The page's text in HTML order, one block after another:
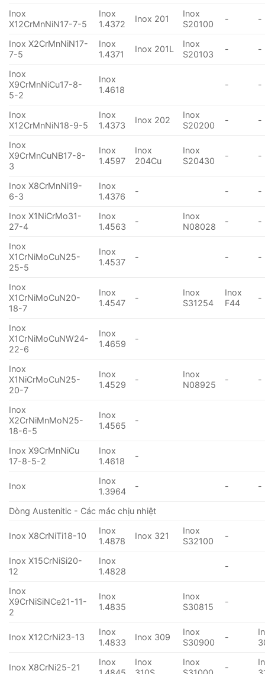
Inox
X12CrMnNiN17-7-5
Inox
1.4372
Inox 201
Inox
S20100
- -
Inox X2CrMnNiN17-
7-5
Inox
1.4371
Inox 201L
Inox
S20103
- -
Inox
X9CrMnNiCu17-8-
5-2
Inox
1.4618
- -
Inox
X12CrMnNiN18-9-5
Inox
1.4373
Inox 202
Inox
S20200
- -
Inox
X9CrMnCuNB17-8-
3
Inox
1.4597
Inox
204Cu
Inox
S20430
- -
Inox X8CrMnNi19-
6-3
Inox
1.4376
- - -
Inox X1NiCrMo31-
27-4
Inox
1.4563
-
Inox
N08028
- -
Inox
X1CrNiMoCuN25-
25-5
Inox
1.4537
- - -
Inox
X1CrNiMoCuN20-
18-7
Inox
1.4547
-
Inox
S31254
Inox
F44
-
Inox
X1CrNiMoCuNW24-
22-6
Inox
1.4659
-
Inox
X1NiCrMoCuN25-
20-7
Inox
1.4529
-
Inox
N08925
- -
Inox
X2CrNiMnMoN25-
18-6-5
Inox
1.4565
-
Inox X9CrMnNiCu
17-8-5-2
Inox
1.4618
-
Inox
Inox
1.3964
- - -
Dòng Austenitic - Các mác chịu nhiệt
Inox X8CrNiTi18-10
Inox
1.4878
Inox 321
Inox
S32100
-
Inox X15CrNiSi20-
12
Inox
1.4828
-
Inox
X9CrNiSiNCe21-11-
2
Inox
1.4835
Inox
S30815
-
Inox X12CrNi23-13
Inox
1.4833
Inox 309
Inox
S30900
-
Inox X8CrNi25-21
Inox
Inox
Inox
-